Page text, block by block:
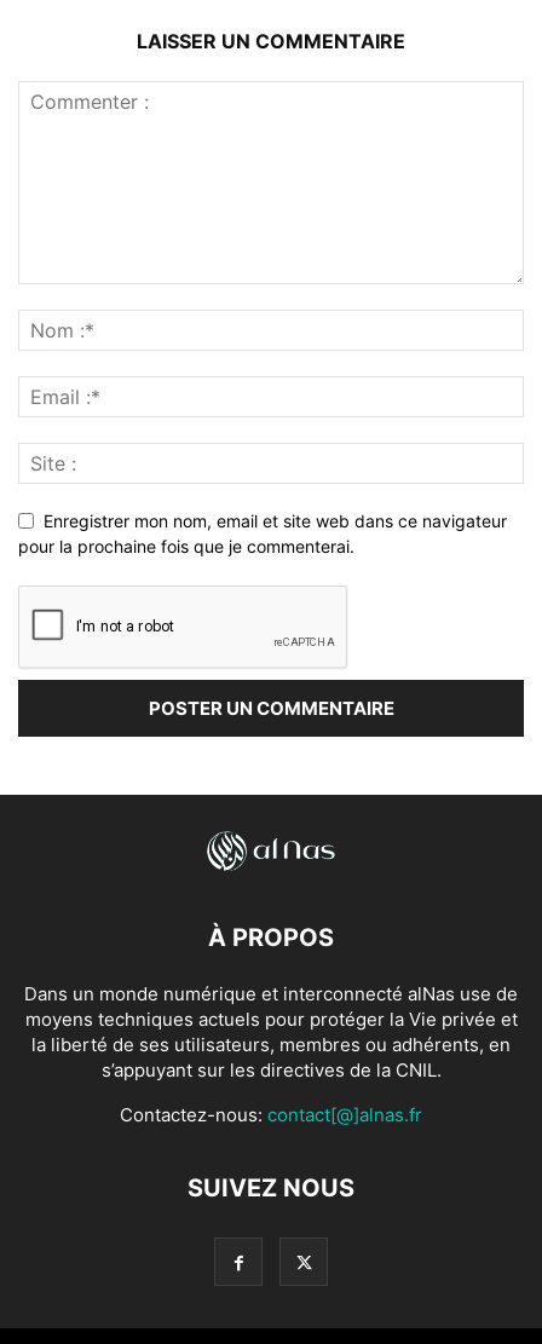
LAISSER UN COMMENTAIRE
Enregistrer mon nom, email et site web dans ce navigateur
pour la prochaine fois que je commenterai.
À PROPOS
Dans un monde numérique et interconnecté alNas use de
moyens techniques actuels pour protéger la Vie privée et
la liberté de ses utilisateurs, membres ou adhérents, en
s’appuyant sur les directives de la CNIL.
Contactez-nous: contact[@]alnas.fr
SUIVEZ NOUS